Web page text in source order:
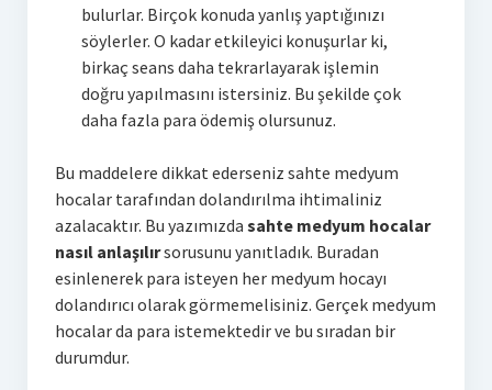
bulurlar. Birçok konuda yanlış yaptığınızı
söylerler. O kadar etkileyici konuşurlar ki,
birkaç seans daha tekrarlayarak işlemin
doğru yapılmasını istersiniz. Bu şekilde çok
daha fazla para ödemiş olursunuz.
Bu maddelere dikkat ederseniz sahte medyum
hocalar tarafından dolandırılma ihtimaliniz
azalacaktır. Bu yazımızda sahte medyum hocalar
nasıl anlaşılırsorusunu yanıtladık. Buradan
esinlenerek para isteyen her medyum hocayı
dolandırıcı olarak görmemelisiniz. Gerçek medyum
hocalar da para istemektedir ve bu sıradan bir
durumdur.